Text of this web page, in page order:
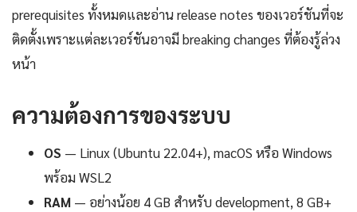
prerequisites ทั้งหมดและอ่าน release notes ของเวอร์ชันที่จะ
ติดตั้งเพราะแต่ละเวอร์ชันอาจมี breaking changes ที่ต้องรู้ล่วง
หน้า
ความต้องการของระบบ
OS — Linux (Ubuntu 22.04+), macOS หรือ Windows
พร้อม WSL2
RAM — อย่างน้อย 4 GB สำหรับ development, 8 GB+